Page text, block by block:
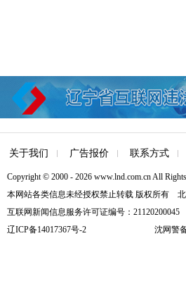
关于我们 广告报价 联系方式
Copyright © 2000 - 2026 www.lnd.com.cn All Rights
本网站各类信息未经授权禁止转载 版权所有 北
互联网新闻信息服务许可证编号：21120200045
辽ICP备14017367号-2
沈网警